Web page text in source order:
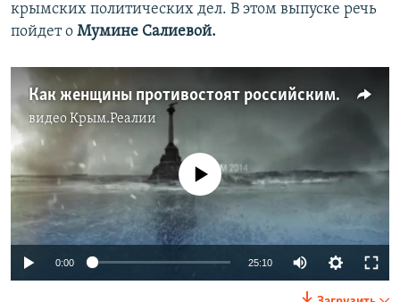
крымских политических дел. В этом выпуске речь
пойдет о Мумине Салиевой.
Как женщины противостоят российским репрессиям | Крым.Реалии ТВ (видео)
видеоКрым.Реалии
No media source currently available
0:00 25:10